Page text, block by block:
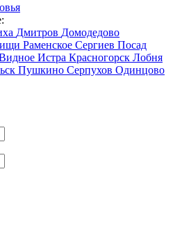
Дмитров Домодедово
Раменское Сергиев Посад
Истра Красногорск Лобня
Пушкино Серпухов Одинцово